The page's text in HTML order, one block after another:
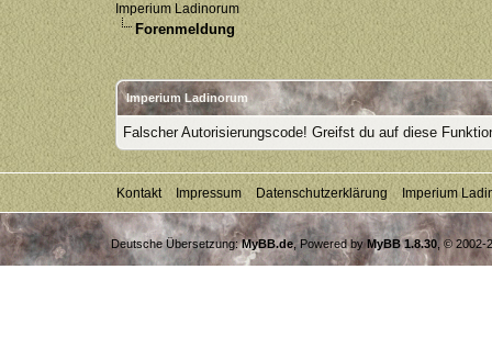
Imperium Ladinorum
Forenmeldung
Imperium Ladinorum
Falscher Autorisierungscode! Greifst du auf diese
Kontakt Impressum Datenschutzerklärung Imperium
Deutsche Übersetzung:MyBB.de, Powered byMyBB 1.8.30, © 2002-